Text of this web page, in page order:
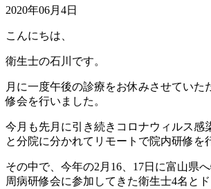
2020年06月4日
こんにちは、
衛生士の石川です。
月に一度午後の診療をお休みさせていた
修会を行いました。
今月も先月に引き続きコロナウィルス感
と分院に分かれてリモートで院内研修を
その中で、今年の2月16、17日に富山県
周病研修会に参加してきた衛生士4名と